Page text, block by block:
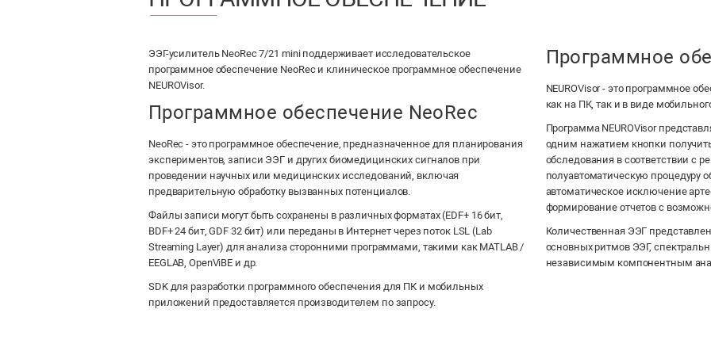
ЭЭГ-усилитель NeoRec 7/21 mini поддерживает исследовательское
программное обеспечение NeoRec и клиническое программное обеспечение
NEUROVisor.
Программное обеспечение NeoRec
NeoRec - это программное обеспечение, предназначенное для планирования
экспериментов, записи ЭЭГ и других биомедицинских сигналов при
проведении научных или медицинских исследований, включая
предварительную обработку вызванных потенциалов.
Файлы записи могут быть сохранены в различных форматах (EDF+ 16 бит,
BDF+ 24 бит, GDF 32 бит) или переданы в Интернет через поток LSL (Lab
Streaming Layer) для анализа сторонними программами, такими как MATLAB /
EEGLAB, OpenViBE и др.
SDK для разработки программного обеспечения для ПК и мобильных
приложений предоставляется производителем по запросу.
Программное
NEUROVisor - это программное
как на ПК, так и в виде
Программа NEUROVisor
одним нажатием кнопки
обследования в соответствии с
полуавтоматическую процедуру
автоматическое исключение
формирование отчетов с
Количественная ЭЭГ
основных ритмов ЭЭГ,
независимым компонентным